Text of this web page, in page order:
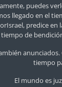
puedes
llegado en el
predice
de
anunciados.
tiempo
El mundo es